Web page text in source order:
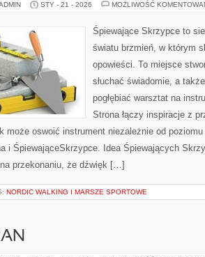
STY - 21 - 2026 MOŻLIWOŚĆ
Śpiewające Skrzypce to
światu brzmień, w którym
opowieści. To miejsce
słuchać świadomie, a
pogłębiać warsztat na
Strona łączy inspiracje z
może oswoić instrument niezależnie od
i ŚpiewająceSkrzypce. Idea Śpiewających
przekonaniu, że dźwięk […]
NORDIC WALKING I MARSZE SPORTOWE